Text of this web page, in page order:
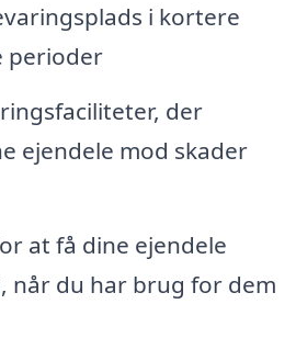
i kortere
perioder
der
ejendele mod skader
at få dine ejendele
når du har brug for dem